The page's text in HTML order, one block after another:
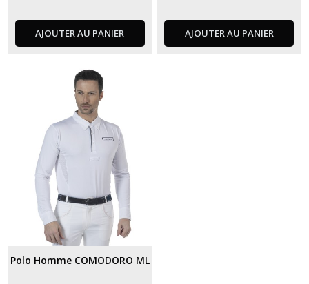
AJOUTER AU PANIER AJOUTER AU PANIER
Polo Homme COMODORO ML